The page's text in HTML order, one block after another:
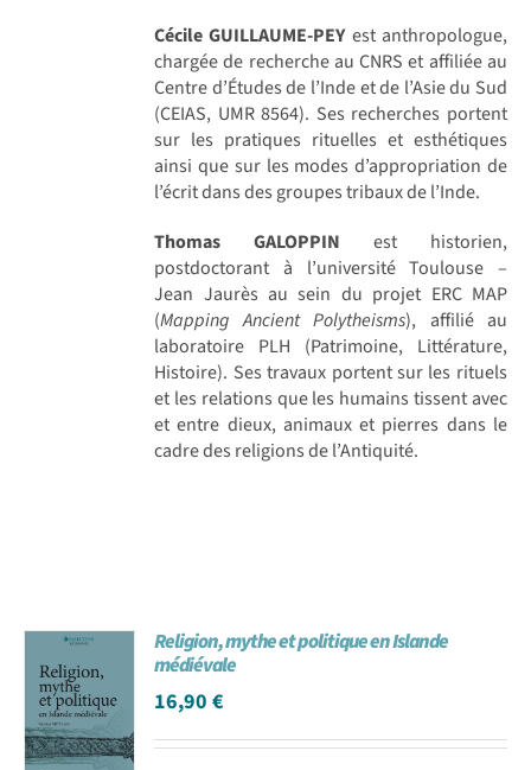
Cécile GUILLAUME-PEYest anthropologue,
chargée de recherche au CNRS et affiliée au
Centre d’Études de l’Inde et de l’Asie du Sud
(CEIAS, UMR 8564). Ses recherches portent
sur les pratiques rituelles et esthétiques
ainsi que sur les modes d’appropriation de
l’écrit dans des groupes tribaux de l’Inde.
Thomas GALOPPIN est historien,
postdoctorant à l’université Toulouse –
Jean Jaurès au sein du projet ERC MAP
(Mapping Ancient Polytheisms), affilié au
laboratoire PLH (Patrimoine, Littérature,
Histoire). Ses travaux portent sur les rituels
et les relations que les humains tissent avec
et entre dieux, animaux et pierres dans le
cadre des religions de l’Antiquité.
Religion, mythe et politique en Islande
médiévale
16,90€